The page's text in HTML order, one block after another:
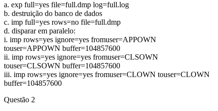
a. exp full=yes file=full.dmp log=full.log
b. destruição do banco de dados
c. imp full=yes rows=no file=full.dmp
d. disparar em paralelo:
i. imp rows=yes ignore=yes fromuser=APPOWN
touser=APPOWN buffer=104857600
ii. imp rows=yes ignore=yes fromuser=CLSOWN
touser=CLSOWN buffer=104857600
iii. imp rows=yes ignore=yes fromuser=CLOWN touser=CLOWN
buffer=104857600
Questão 2